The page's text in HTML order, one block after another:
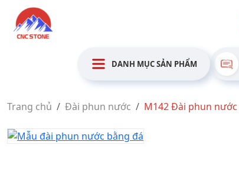
DANH MỤC SẢN PHẨM
Trang chủ Đài phun nước M142 Đài phun nước